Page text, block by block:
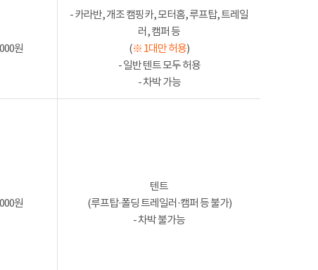
원
- 카라반, 개조 캠핑카, 모터홈, 루프탑, 트레일
러, 캠퍼 등
(※ 1대만 허용)
- 일반 텐트 모두 허용
- 차박 가능
원
텐트
(루프탑·폴딩 트레일러·캠퍼 등 불가)
- 차박 불가능